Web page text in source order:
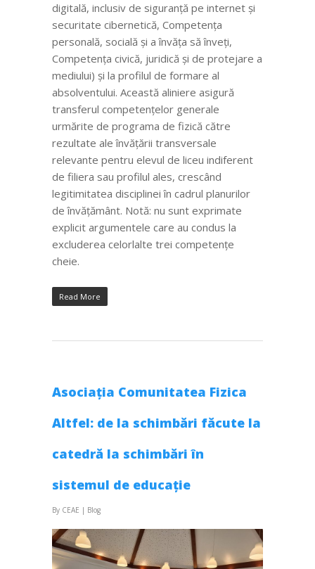
digitală, inclusiv de siguranță pe internet și
securitate cibernetică, Competența
personală, socială și a învăța să înveți,
Competența civică, juridică și de protejare a
mediului) și la profilul de formare al
absolventului. Această aliniere asigură
transferul competențelor generale
urmărite de programa de fizică către
rezultate ale învățării transversale
relevante pentru elevul de liceu indiferent
de filiera sau profilul ales, crescând
legitimitatea disciplinei în cadrul planurilor
de învățământ. Notă: nu sunt exprimate
explicit argumentele care au condus la
excluderea celorlalte trei competențe
cheie.
Read More
Asociația Comunitatea Fizica
Altfel: de la schimbări făcute la
catedră la schimbări în
sistemul de educație
By CEAE | Blog